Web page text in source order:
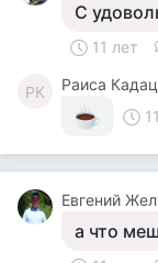
С
11 лет
РК
Раиса
Евгений
а что